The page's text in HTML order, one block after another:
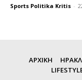
Sports Politika Kritis -
ΑΡΧΙΚΗ